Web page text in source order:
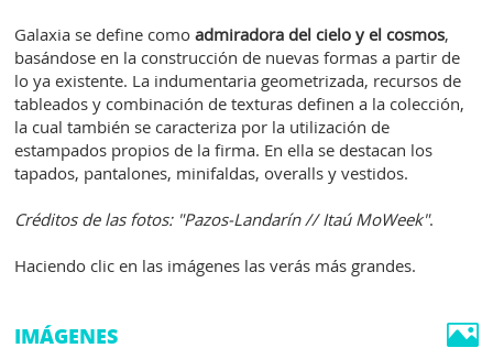
Galaxia se define comoadmiradora del cielo y el cosmos,
basándose en la construcción de nuevas formas a partir de
lo ya existente. La indumentaria geometrizada, recursos de
tableados y combinación de texturas definen a la colección,
la cual también se caracteriza por la utilización de
estampados propios de la firma. En ella se destacan los
tapados, pantalones, minifaldas, overalls y vestidos.
Créditos de las fotos: "Pazos-Landarín // Itaú MoWeek".
Haciendo clic en las imágenes las verás más grandes.
IMÁGENES